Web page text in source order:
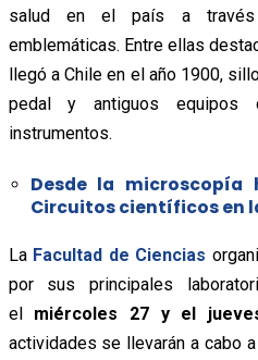
salud en el país a través
emblemáticas. Entre ellas
llegó a Chile en el año 1900,
pedal y antiguos
instrumentos.
Desde la microscopía
Circuitos científicos en
La Facultad de Ciencias
por sus principales
el miércoles 27 y el
actividades se llevarán a cabo